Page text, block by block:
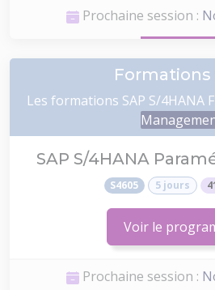
Prochaine session :
Formations
Les formations SAP S/4HANA
SAP S/4HANA
S4605 5 jours
Voir le
Prochaine session :